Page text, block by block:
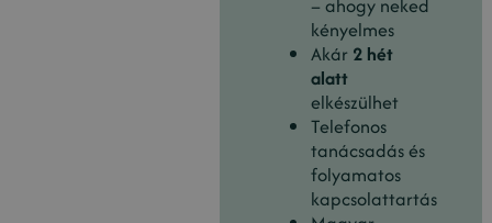
– ahogy neked
kényelmes
Akár 2 hét
alatt
elkészülhet
Telefonos
tanácsadás és
folyamatos
kapcsolattartás